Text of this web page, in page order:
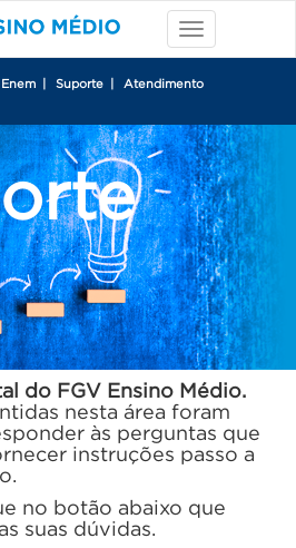
Enem Suporte Atendimento
do FGV Ensino Médio.
nesta área foram
às perguntas que
instruções passo a
no botão abaixo que
suas dúvidas.